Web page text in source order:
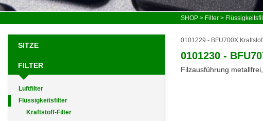
SITZE
FILTER
Luftfilter
Flüssigkeitsfilter
Kraftstoff-Filter
SHOP > Filter >
0101229 - BFU700X
0101230 -
Filzausführung